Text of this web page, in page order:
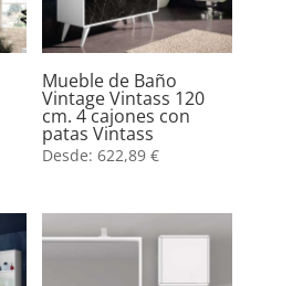
Mueble de Baño
Vintage Vintass 120
cm. 4 cajones con
patas Vintass
Desde:622,89€